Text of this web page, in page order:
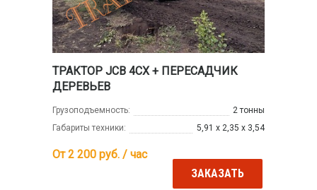
ТРАКТОР JCB 4CX + ПЕРЕСАДЧИК
ДЕРЕВЬЕВ
Грузоподъемность:
2 тонны
Габариты техники:
5,91 х 2,35 х 3,54
От 2 200 руб. / час
ЗАКАЗАТЬ